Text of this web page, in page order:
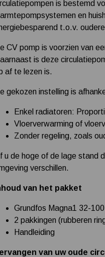
is bestemd
en
t.o.v.
CV pomp is voorzien van
is deze
af te lezen is.
gekozen instelling is
Enkel radiatoren:
Vloerverwarming of
Zonder regeling, zoals
u de hoge of de lage stand
verschillen.
van het pakket
Grundfos Magna1 32-
2 pakkingen (rubberen
Handleiding
van uw oude